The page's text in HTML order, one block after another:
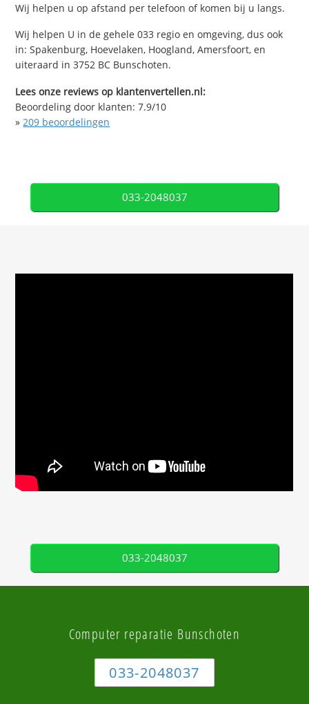
Wij helpen u op afstand per telefoon of komen bij u langs.
Wij helpen U in de gehele 033 regio en omgeving, dus ook
in: Spakenburg, Hoevelaken, Hoogland, Amersfoort, en
uiteraard in 3752 BC Bunschoten.
Lees onze reviews op klantenvertellen.nl:
Beoordeling door klanten:7.9/10
»209 beoordelingen
033-2048037
033-2048037
Computer reparatie Bunschoten
033-2048037